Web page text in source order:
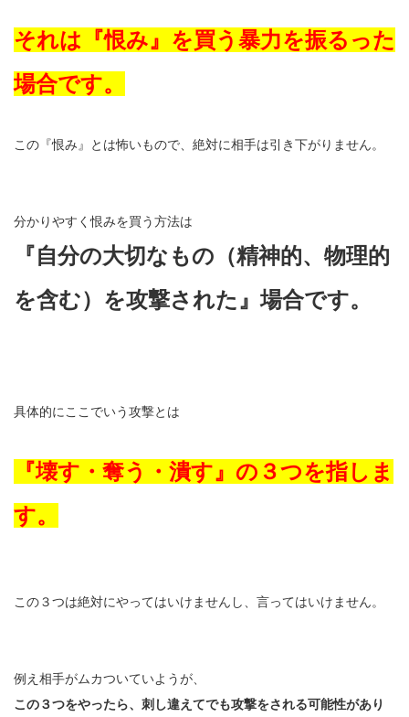
それは『恨み』を買う暴力を振るった
場合です。
この『恨み』とは怖いもので、絶対に相手は引き下がりません。
分かりやすく恨みを買う方法は
『自分の大切なもの（精神的、物理的
を含む）を攻撃された』場合です。
具体的にここでいう攻撃とは
『壊す・奪う・潰す』の３つを指しま
す。
この３つは絶対にやってはいけませんし、言ってはいけません。
例え相手がムカついていようが、
この３つをやったら、刺し違えてでも攻撃をされる可能性があり